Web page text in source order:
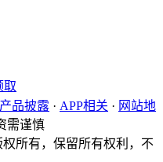
取
产品披露 · APP相关 · 网站地
需谨慎
所有，保留所有权利，不